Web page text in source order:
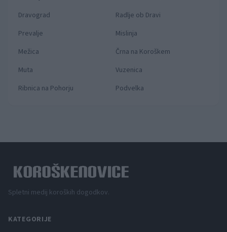
Dravograd
Radlje ob Dravi
Prevalje
Mislinja
Mežica
Črna na Koroškem
Muta
Vuzenica
Ribnica na Pohorju
Podvelka
Spletni medij koroških dogodkov.
KATEGORIJE